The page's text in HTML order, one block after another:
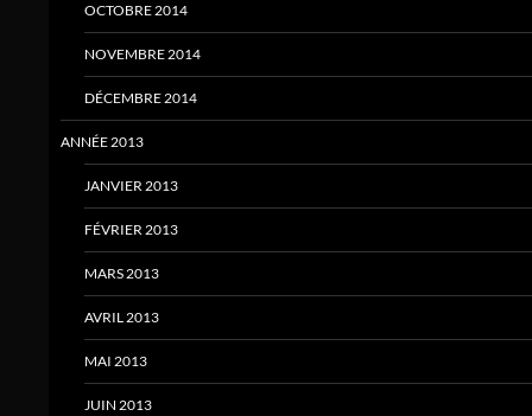
OCTOBRE 2014
NOVEMBRE 2014
DÉCEMBRE 2014
ANNÉE 2013
JANVIER 2013
FÉVRIER 2013
MARS 2013
AVRIL 2013
MAI 2013
JUIN 2013